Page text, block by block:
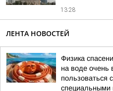
13:28
ЛЕНТА НОВОСТЕЙ
Физика
на воде очень
пользоваться
специальными